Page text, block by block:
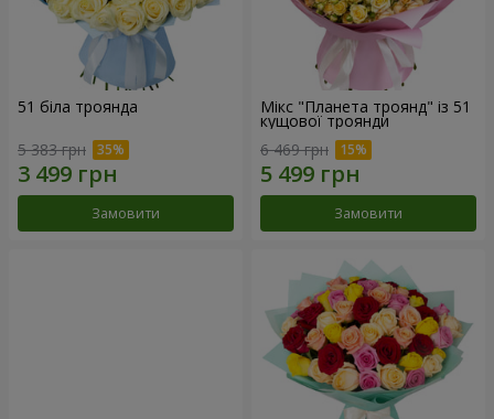
51 біла троянда
5 383 грн
Замовити
Мікс "Планета троянд" із 51
кущової троянди
6 469 грн
Замовити